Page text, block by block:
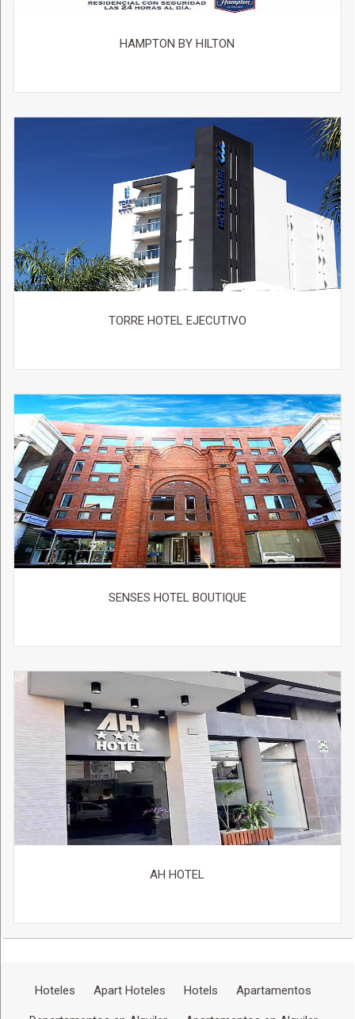
HAMPTON BY HILTON
TORRE HOTEL EJECUTIVO
SENSES HOTEL BOUTIQUE
AH HOTEL
Hoteles Apart Hoteles Hotels Apartamentos